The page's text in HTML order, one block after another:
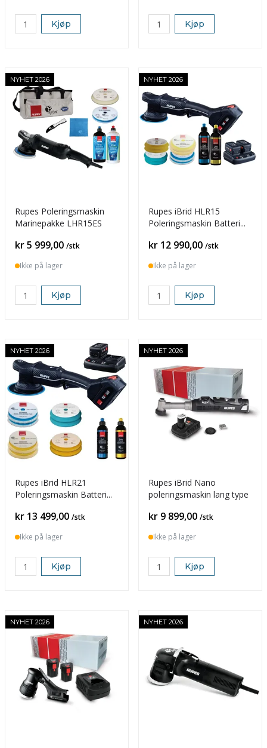
Kjøp Kjøp
NYHET 2026
Rupes Poleringsmaskin
Marinepakke LHR15ES
Pris
kr 5 999,00 /stk
Ikke på lager
Kjøp
NYHET 2026
Rupes iBrid HLR15
Poleringsmaskin Batteri
Pris
kr 12 990,00 /stk
Ikke på lager
Kjøp
NYHET 2026
Rupes iBrid HLR21
Poleringsmaskin Batteri
Pris
kr 13 499,00 /stk
Ikke på lager
Kjøp
NYHET 2026
Rupes iBrid Nano
poleringsmaskin lang type
Pris
kr 9 899,00 /stk
Ikke på lager
Kjøp
NYHET 2026 NYHET 2026